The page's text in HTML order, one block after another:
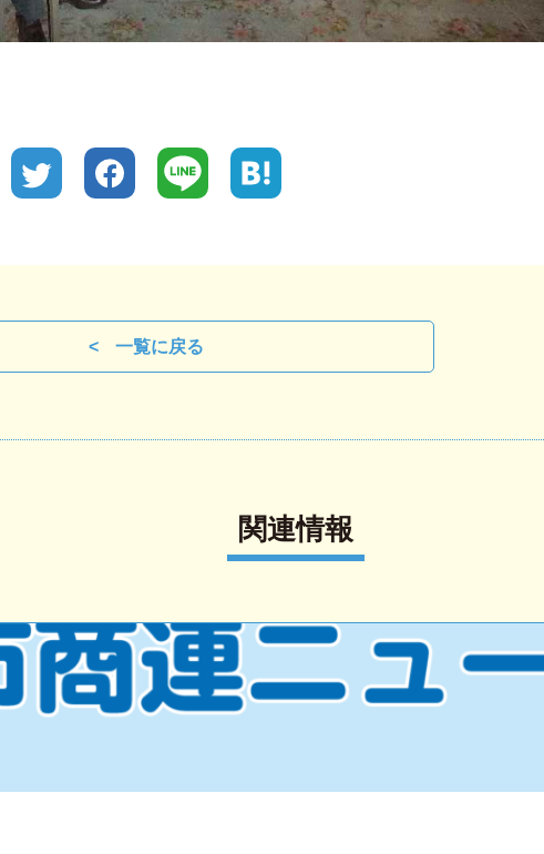
一覧に戻る
関連情報